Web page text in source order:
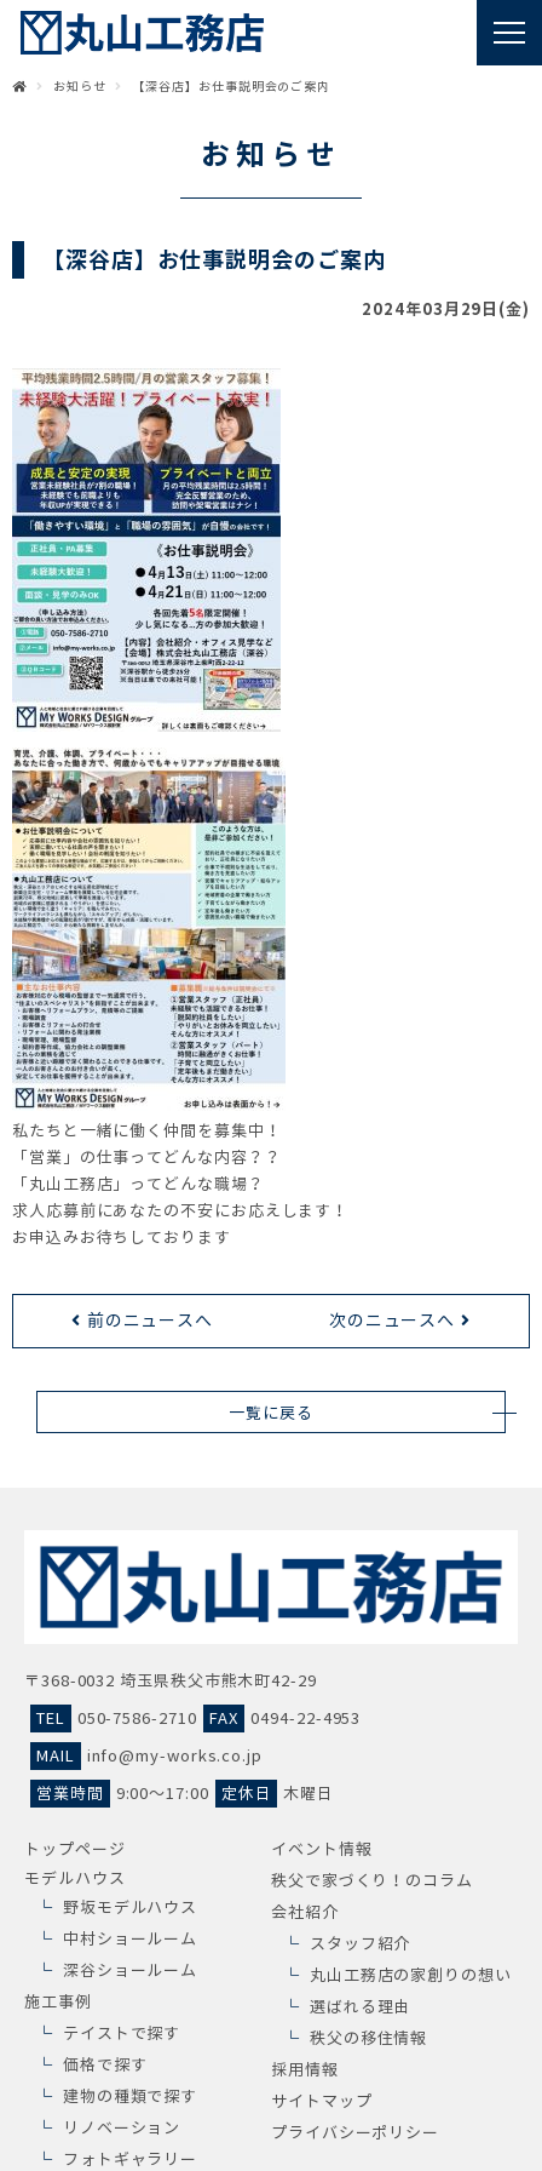
お知らせ 【深谷店】お仕事説明会のご案内
お知らせ
【深谷店】お仕事説明会のご案内
2024年03月29日(金)
私たちと一緒に働く仲間を募集中！
「営業」の仕事ってどんな内容？？
「丸山工務店」ってどんな職場？
求人応募前にあなたの不安にお応えします！
お申込みお待ちしております
前のニュースへ 次のニュースへ
一覧に戻る
〒368-0032 埼玉県秩父市熊木町42-29
TEL
050-7586-2710 FAX
0494-22-4953
MAIL
info@my-works.co.jp
営業時間
9:00～17:00 定休日 木曜日
トップページ
モデルハウス
野坂モデルハウス
中村ショールーム
深谷ショールーム
施工事例
テイストで探す
価格で探す
建物の種類で探す
リノベーション
フォトギャラリー
イベント情報
秩父で家づくり！のコラム
会社紹介
スタッフ紹介
丸山工務店の家創りの想い
選ばれる理由
秩父の移住情報
採用情報
サイトマップ
プライバシーポリシー